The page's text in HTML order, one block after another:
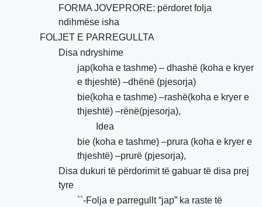
FORMA JOVEPRORE: përdoret folja
ndihmëse isha
FOLJET E PARREGULLTA
Disa ndryshime
jap(koha e tashme) – dhashë (koha e kryer
e thjeshtë) –dhënë (pjesorja)
bie(koha e tashme) –rashë(koha e kryer e
thjeshtë) –rënë(pjesorja),
Idea
bie (koha e tashme) –prura (koha e kryer e
thjeshtë) –prurë (pjesorja),
Disa dukuri të përdorimit të gabuar të disa prej
tyre
``-Folja e parregullt “jap” ka raste të